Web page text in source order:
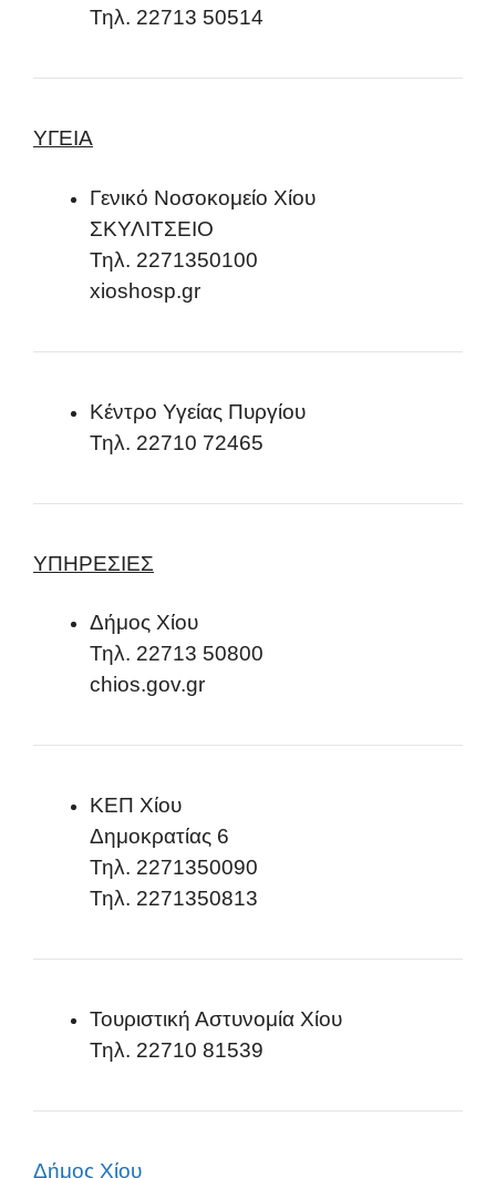
Τηλ. 22713 50514
ΥΓΕΙΑ
Γενικό Νοσοκομείο Χίου
ΣΚΥΛΙΤΣΕΙΟ
Τηλ. 2271350100
xioshosp.gr
Κέντρο Υγείας Πυργίου
Τηλ. 22710 72465
ΥΠΗΡΕΣΙΕΣ
Δήμος Χίου
Τηλ. 22713 50800
chios.gov.gr
ΚΕΠ Χίου
Δημοκρατίας 6
Τηλ. 2271350090
Τηλ. 2271350813
Τουριστική Αστυνομία Χίου
Τηλ. 22710 81539
Δήμος Χίου